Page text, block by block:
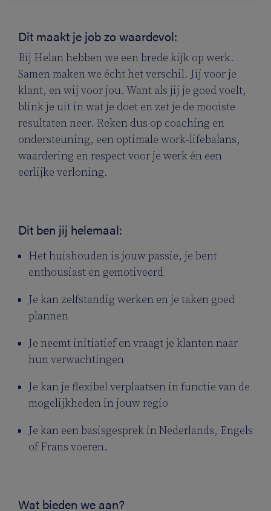
Dit maakt je job zo waardevol:
Bij Helan hebben we een brede kijk op werk.
Samen maken we écht het verschil. Jij voor je
klant, en wij voor jou. Want als jij je goed voelt,
blink je uit in wat je doet en zet je de mooiste
resultaten neer. Reken dus op coaching en
ondersteuning, een optimale work-lifebalans,
waardering en respect voor je werk én een
eerlijke verloning.
Dit ben jij helemaal:
Het huishouden is jouw passie, je bent
enthousiast en gemotiveerd
Je kan zelfstandig werken en je taken goed
plannen
Je neemt initiatief en vraagt je klanten naar
hun verwachtingen
Je kan je flexibel verplaatsen in functie van de
mogelijkheden in jouw regio
Je kan een basisgesprek in Nederlands, Engels
of Frans voeren.
Wat bieden we aan?